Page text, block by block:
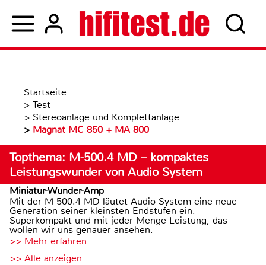
Startseite
> Test
> Stereoanlage und Komplettanlage
> Magnat MC 850 + MA 800
Topthema: M-500.4 MD – kompaktes
Leistungswunder von Audio System
Miniatur-Wunder-Amp
Mit der M-500.4 MD läutet Audio System eine neue
Generation seiner kleinsten Endstufen ein.
Superkompakt und mit jeder Menge Leistung, das
wollen wir uns genauer ansehen.
>> Mehr erfahren
>> Alle anzeigen